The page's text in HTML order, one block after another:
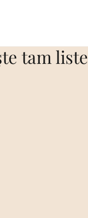
tam liste